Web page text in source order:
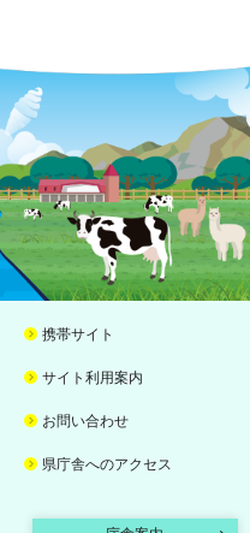
携帯サイト
サイト利用案内
お問い合わせ
県庁舎へのアクセス